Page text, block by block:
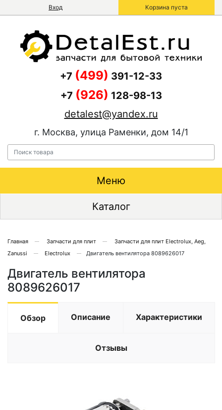
Вход Корзина пуста
+7 (499) 391-12-33
+7 (926) 128-98-13
detalest@yandex.ru
г. Москва, улица Раменки, дом 14/1
Меню
Каталог
Главная Запчасти для плит
Запчасти для плит Electrolux, Aeg,
Zanussi
Electrolux Двигатель вентилятора 8089626017
Двигатель вентилятора
8089626017
Обзор Описание Характеристики
Отзывы